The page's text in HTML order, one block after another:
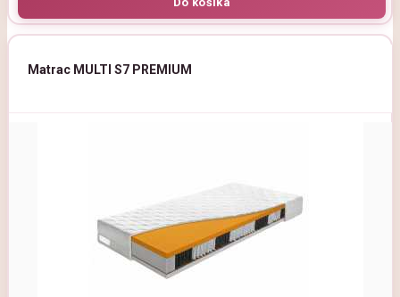
Matrac MULTI S7 PREMIUM